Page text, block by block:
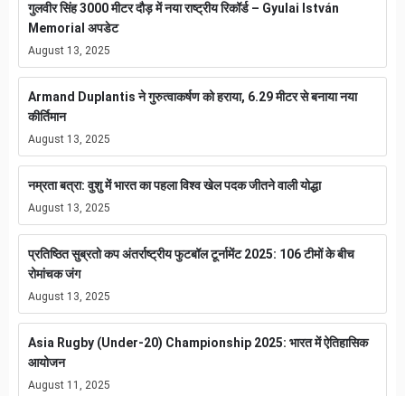
गुलवीर सिंह 3000 मीटर दौड़ में नया राष्ट्रीय रिकॉर्ड – Gyulai István
Memorial अपडेट
August 13, 2025
Armand Duplantis ने गुरुत्वाकर्षण को हराया, 6.29 मीटर से बनाया नया
कीर्तिमान
August 13, 2025
नम्रता बत्रा: वुशु में भारत का पहला विश्व खेल पदक जीतने वाली योद्धा
August 13, 2025
प्रतिष्ठित सुब्रतो कप अंतर्राष्ट्रीय फुटबॉल टूर्नामेंट 2025: 106 टीमों के बीच
रोमांचक जंग
August 13, 2025
Asia Rugby (Under-20) Championship 2025: भारत में ऐतिहासिक
आयोजन
August 11, 2025